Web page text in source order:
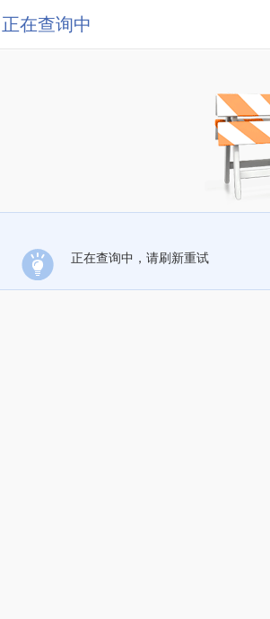
正在查询中
正在查询中，请刷新重试